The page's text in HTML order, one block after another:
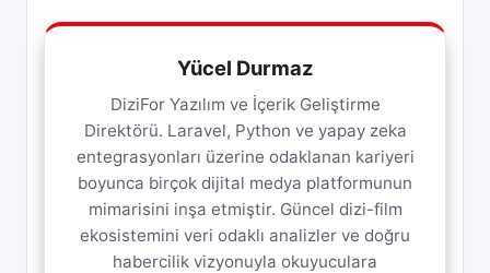
Yücel Durmaz
DiziFor Yazılım ve İçerik Geliştirme
Direktörü. Laravel, Python ve yapay zeka
entegrasyonları üzerine odaklanan kariyeri
boyunca birçok dijital medya platformunun
mimarisini inşa etmiştir. Güncel dizi-film
ekosistemini veri odaklı analizler ve doğru
habercilik vizyonuyla okuyuculara